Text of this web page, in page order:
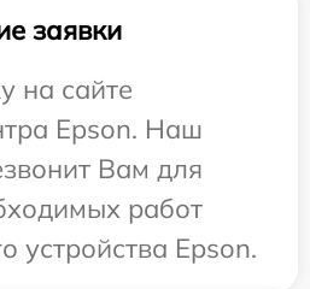
заявки
на сайте
Epson. Наш
Вам для
работ
устройства Epson.